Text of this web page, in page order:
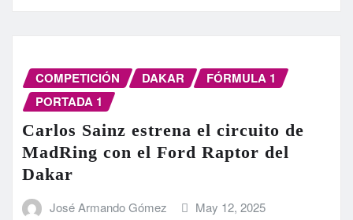
COMPETICIÓN DAKAR
FÓRMULA 1
PORTADA 1
Carlos Sainz estrena el circuito de
MadRing con el Ford Raptor del
Dakar
José Armando Gómez May 12, 2025